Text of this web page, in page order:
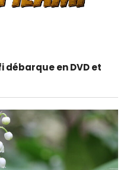
débarque en DVD et